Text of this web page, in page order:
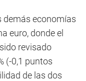
demás economías
euro, donde el
revisado
(-0,1 puntos
de las dos